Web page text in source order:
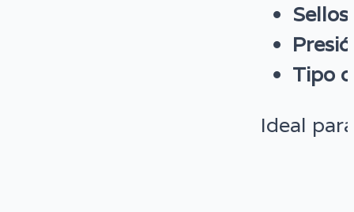
Sellos:
Tipo
Ideal